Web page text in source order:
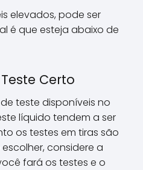
elevados, pode ser
é que esteja abaixo de
Certo
teste disponíveis no
líquido tendem a ser
os testes em tiras são
considere a
fará os testes e o